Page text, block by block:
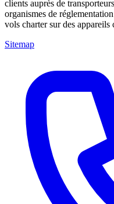
clients auprès de
organismes de
vols charter sur des
Sitemap